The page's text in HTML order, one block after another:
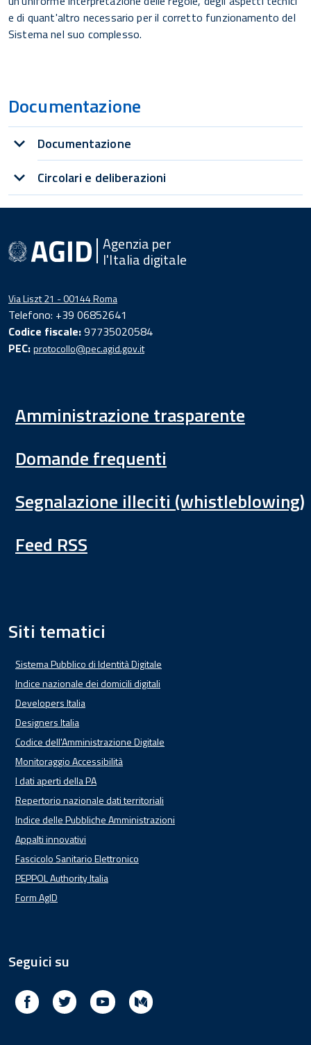
e di quant'altro necessario per il corretto funzionamento del
Sistema nel suo complesso.
Documentazione
Documentazione
Circolari e deliberazioni
Agenzia per
l'Italia digitale
Via Liszt 21 - 00144 Roma
Telefono: +39 06852641
Codice fiscale:97735020584
PEC:protocollo@pec.agid.gov.it
Amministrazione trasparente
Domande frequenti
Segnalazione illeciti (whistleblowing)
Feed RSS
Siti tematici
Sistema Pubblico di Identità Digitale
Indice nazionale dei domicili digitali
Developers Italia
Designers Italia
Codice dell'Amministrazione Digitale
Monitoraggio Accessibilità
I dati aperti della PA
Repertorio nazionale dati territoriali
Indice delle Pubbliche Amministrazioni
Appalti innovativi
Fascicolo Sanitario Elettronico
PEPPOL Authority Italia
Form AgID
Seguici su
Facebook Twitter Youtube